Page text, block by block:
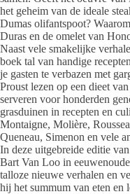
het geheim van de ideale
Dumas olifantspoot?
Duras en de omelet van
Naast vele smakelijke
boek tal van handige
je gasten te verbazen met
Proust lezen op een dieet
serveren voor honderden
grasduinen in recepten en
Montaigne, Molière,
Queneau, Simenon en vele
In deze uitgebreide editie
Bart Van Loo in
talloze nieuwe verhalen en
hij het summum van eten en